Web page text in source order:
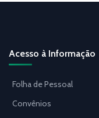
Acesso à Informação
Folha de Pessoal
Convênios